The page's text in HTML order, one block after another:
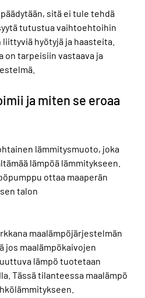
sitä ei tule tehdä
tutustua vaihtoehtoihin
hyötyjä ja haasteita.
on tarpeisiin vastaava ja
ja miten se eroaa
lämmitysmuoto, joka
lämpöä lämmitykseen.
ottaa maaperän
talon
maalämpöjärjestelmän
jos maalämpökaivojen
lämpö tuotetaan
Tässä tilanteessa maalämpö